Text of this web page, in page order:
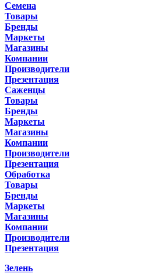
Семена
Товары
Бренды
Маркеты
Магазины
Компании
Производители
Презентация
Саженцы
Товары
Бренды
Маркеты
Магазины
Компании
Производители
Презентация
Обработка
Товары
Бренды
Маркеты
Магазины
Компании
Производители
Презентация
Зелень